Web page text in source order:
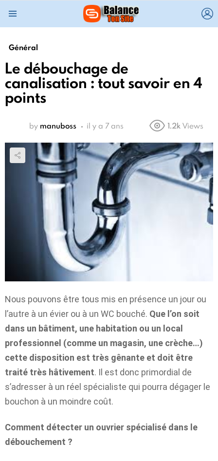
Général
Le débouchage de
canalisation : tout savoir en 4
points
by manuboss il y a 7 ans 1.2k Views
Nous pouvons être tous mis en présence un jour ou
l’autre à un évier ou à un WC bouché. Que l’on soit
dans un bâtiment, une habitation ou un local
professionnel (comme un magasin, une crèche…)
cette disposition est très gênante et doit être
traité très hâtivement. Il est donc primordial de
s’adresser à un réel spécialiste qui pourra dégager le
bouchon à un moindre coût.
Comment détecter un ouvrier spécialisé dans le
débouchement ?